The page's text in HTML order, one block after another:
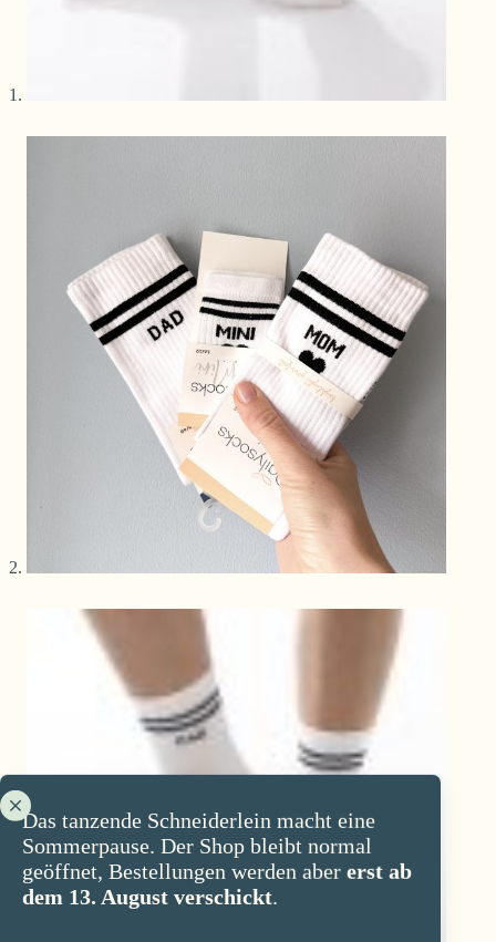
Das tanzende Schneiderlein macht eine
Sommerpause. Der Shop bleibt normal
geöffnet, Bestellungen werden aber erst ab
dem 13. August verschickt.